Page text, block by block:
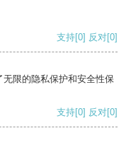
支持[0] 反对[0]
限的隐私保护和安全性保
支持[0] 反对[0]